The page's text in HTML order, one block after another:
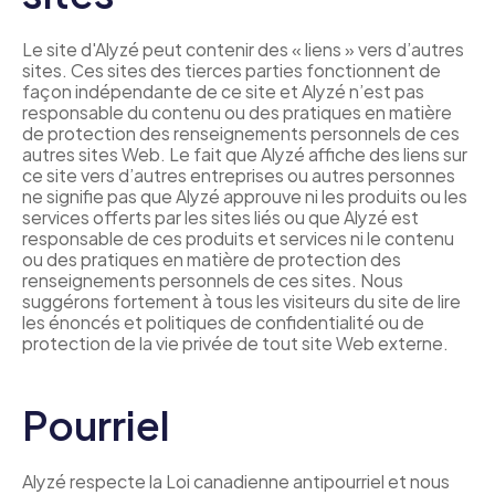
Le site d'Alyzé peut contenir des « liens » vers d’autres
sites. Ces sites des tierces parties fonctionnent de
façon indépendante de ce site et Alyzé n’est pas
responsable du contenu ou des pratiques en matière
de protection des renseignements personnels de ces
autres sites Web. Le fait que Alyzé affiche des liens sur
ce site vers d’autres entreprises ou autres personnes
ne signifie pas que Alyzé approuve ni les produits ou les
services offerts par les sites liés ou que Alyzé est
responsable de ces produits et services ni le contenu
ou des pratiques en matière de protection des
renseignements personnels de ces sites. Nous
suggérons fortement à tous les visiteurs du site de lire
les énoncés et politiques de confidentialité ou de
protection de la vie privée de tout site Web externe.
Pourriel
Alyzé respecte la Loi canadienne antipourriel et nous